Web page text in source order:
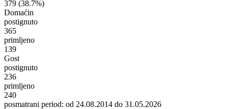
379 (38.7%)
Domaćin
postignuto
365
primljeno
139
Gost
postignuto
236
primljeno
240
posmatrani period: od 24.08.2014 do 31.05.2026